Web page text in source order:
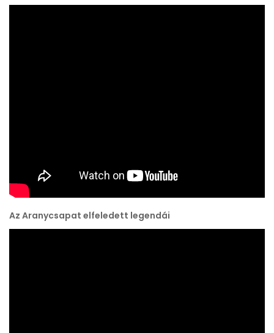
Az Aranycsapat elfeledett legendái